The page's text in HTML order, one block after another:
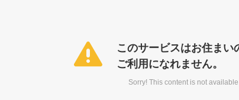
このサービスはお住まい
ご利用になれません。
Sorry! This content is not